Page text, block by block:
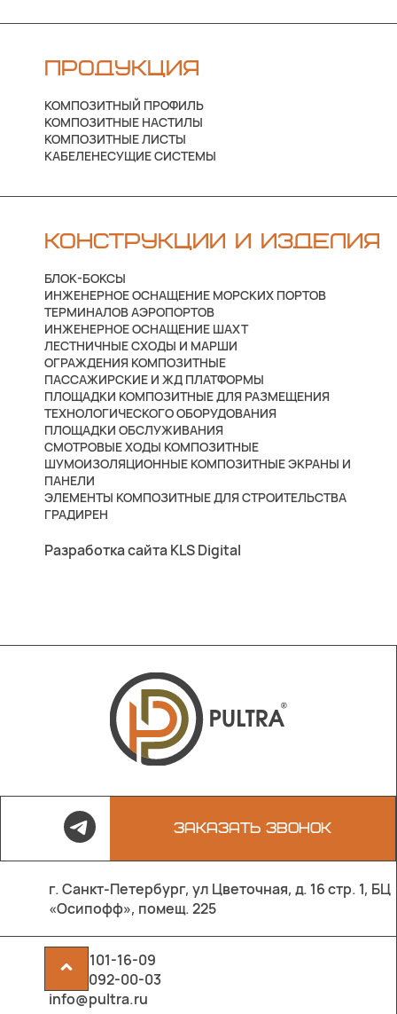
^
ЗАКАЗАТЬ ЗВОНОК
г. Санкт-Петербург, ул Цветочная, д. 16 стр. 1, БЦ
«Осипофф», помещ. 225
8 800 101-16-09
8 903 092-00-03
info@pultra.ru
ПРОДУКЦИЯ
КОМПОЗИТНЫЙ ПРОФИЛЬ
КОМПОЗИТНЫЕ НАСТИЛЫ
КОМПОЗИТНЫЕ ЛИСТЫ
КАБЕЛЕНЕСУЩИЕ СИСТЕМЫ
КОНСТРУКЦИИ И ИЗДЕЛИЯ
БЛОК-БОКСЫ
ИНЖЕНЕРНОЕ ОСНАЩЕНИЕ МОРСКИХ ПОРТОВ
ТЕРМИНАЛОВ АЭРОПОРТОВ
ИНЖЕНЕРНОЕ ОСНАЩЕНИЕ ШАХТ
ЛЕСТНИЧНЫЕ СХОДЫ И МАРШИ
ОГРАЖДЕНИЯ КОМПОЗИТНЫЕ
ПАССАЖИРСКИЕ И ЖД ПЛАТФОРМЫ
ПЛОЩАДКИ КОМПОЗИТНЫЕ ДЛЯ РАЗМЕЩЕНИЯ
ТЕХНОЛОГИЧЕСКОГО ОБОРУДОВАНИЯ
ПЛОЩАДКИ ОБСЛУЖИВАНИЯ
СМОТРОВЫЕ ХОДЫ КОМПОЗИТНЫЕ
ШУМОИЗОЛЯЦИОННЫЕ КОМПОЗИТНЫЕ ЭКРАНЫ И
ПАНЕЛИ
ЭЛЕМЕНТЫ КОМПОЗИТНЫЕ ДЛЯ СТРОИТЕЛЬСТВА
ГРАДИРЕН
Разработка сайта KLS Digital